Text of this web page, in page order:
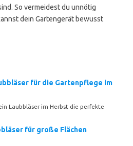
So vermeidest du unnötig
dein Gartengerät bewusst
für die Gartenpflege im
Laubbläser im Herbst die perfekte
für große Flächen